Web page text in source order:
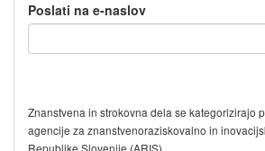
Poslati na e-naslov
Znanstvena in strokovna dela se kategorizirajo
agencije za znanstvenoraziskovalno in
Republike Slovenije (ARIS).